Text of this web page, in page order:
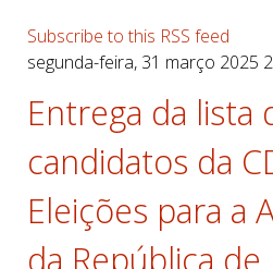
Subscribe to this RSS feed
segunda-feira, 31 março 2025
Entrega da lista
candidatos da
Eleições para a
da República